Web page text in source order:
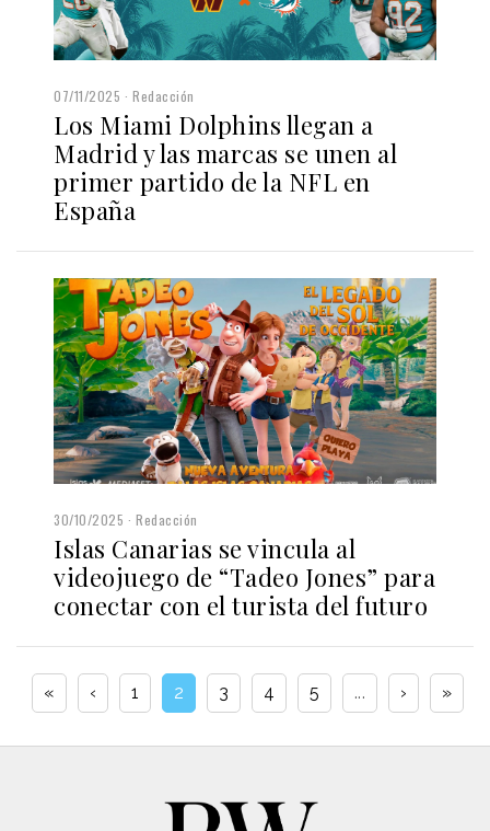
07/11/2025 Redacción
Los Miami Dolphins llegan a
Madrid y las marcas se unen al
primer partido de la NFL en
España
30/10/2025 Redacción
Islas Canarias se vincula al
videojuego de “Tadeo Jones” para
conectar con el turista del futuro
« ‹ 1 2 3 4 5 ... › »